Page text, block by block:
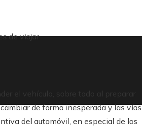
el vehículo, sobre todo al preparar
de forma inesperada y las vías
del automóvil, en especial de los